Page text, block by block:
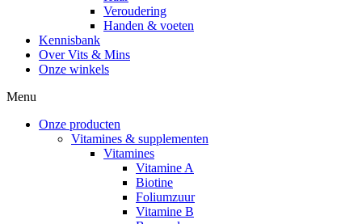
Veroudering
Handen & voeten
Kennisbank
Over Vits & Mins
Onze winkels
Menu
Onze producten
Vitamines & supplementen
Vitamines
Vitamine A
Biotine
Foliumzuur
Vitamine B